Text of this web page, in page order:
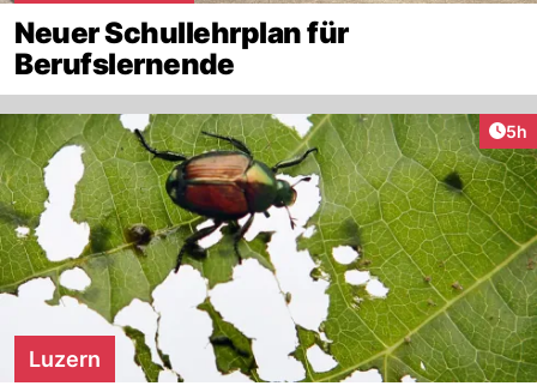
Neuer Schullehrplan für
Berufslernende
5h
Luzern